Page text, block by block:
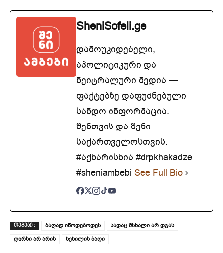
SheniSofeli.ge
დამოუკიდებელი,
აპოლიტიკური და
ნეიტრალური მედია —
ფაქტებზე დაფუძნებული
სანდო ინფორმაცია.
შენთვის და შენი
საქართველოსთვის.
#აქხარისხია #drpkhakadze
#sheniambebi See Full Bio
ᲗᲔᲒᲔᲑᲘ : ბაღად იწოდებოდეს
სადაც მსხა­ლი არ დგას
ღირსი არ არის
ხეხილის ბაღი